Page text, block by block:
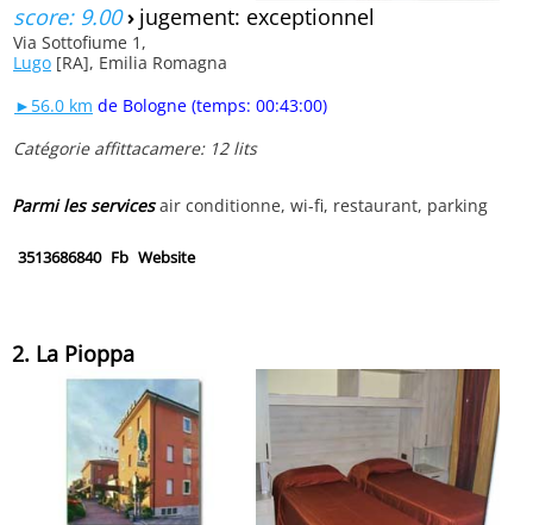
score: 9.00› jugement: exceptionnel
Via Sottofiume 1,
Lugo [RA], Emilia Romagna
►56.0 km de Bologne (temps: 00:43:00)
Catégorie affittacamere: 12 lits
Parmi les servicesair conditionne, wi-fi, restaurant, parking
3513686840 Fb Website
2. La Pioppa